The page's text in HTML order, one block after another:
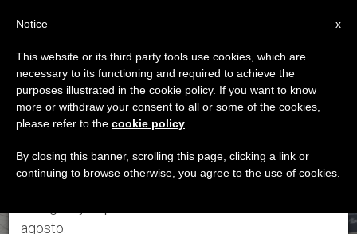
ETIQUETA
Posts Tagged
‘desnutrición’
ÚLTIMAS NOTICIAS
×
Aviso importante
Del 27 de julio al 7 de agosto haremos la pausa
anual, aprovechando que en el periodo de verano
se generan menos informaciones y también el
agosto.
x
Notice
This website or its third party tools use cookies, which are
necessary to its functioning and required to achieve the
purposes illustrated in the cookie policy. If you want to know
more or withdraw your consent to all or some of the cookies,
please refer to the cookie policy
By closing this banner, scrolling this page, clicking a link or
continuing to browse otherwise, you agree to the use of cookies.